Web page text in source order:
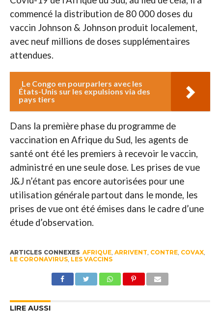
commencé la distribution de 80 000 doses du
vaccin Johnson & Johnson produit localement,
avec neuf millions de doses supplémentaires
attendues.
Le Congo en pourparlers avec les
États-Unis sur les expulsions via des
pays tiers
Dans la première phase du programme de
vaccination en Afrique du Sud, les agents de
santé ont été les premiers à recevoir le vaccin,
administré en une seule dose. Les prises de vue
J&J n’étant pas encore autorisées pour une
utilisation générale partout dans le monde, les
prises de vue ont été émises dans le cadre d’une
étude d’observation.
ARTICLES CONNEXES AFRIQUE, ARRIVENT CONTRE, COVAX,
LE CORONAVIRUS, LES VACCINS
LIRE AUSSI